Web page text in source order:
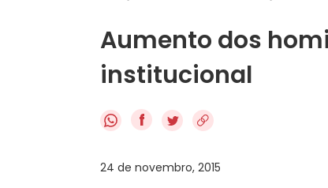
Aumento dos
institucional
f
24 de novembro, 2015